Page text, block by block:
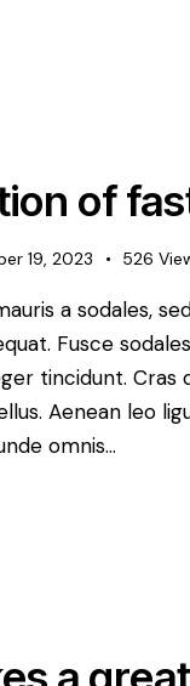
of
19, 2023 526
a sodales,
Fusce
tincidunt. Cras
Aenean leo
omnis…